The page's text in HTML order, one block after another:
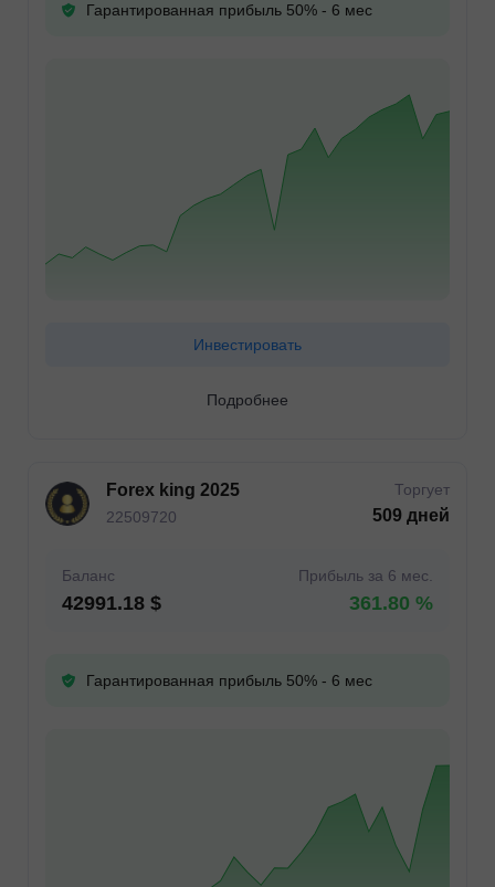
Гарантированная прибыль 50% - 6 мес
Инвестировать
Подробнее
Forex king 2025
22509720
Торгует
509 дней
Баланс
42991.18 $
Прибыль за 6 мес.
361.80 %
Гарантированная прибыль 50% - 6 мес